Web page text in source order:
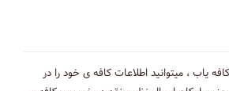
یاب ، میتوانید اطلاعات کافه ی خود را در